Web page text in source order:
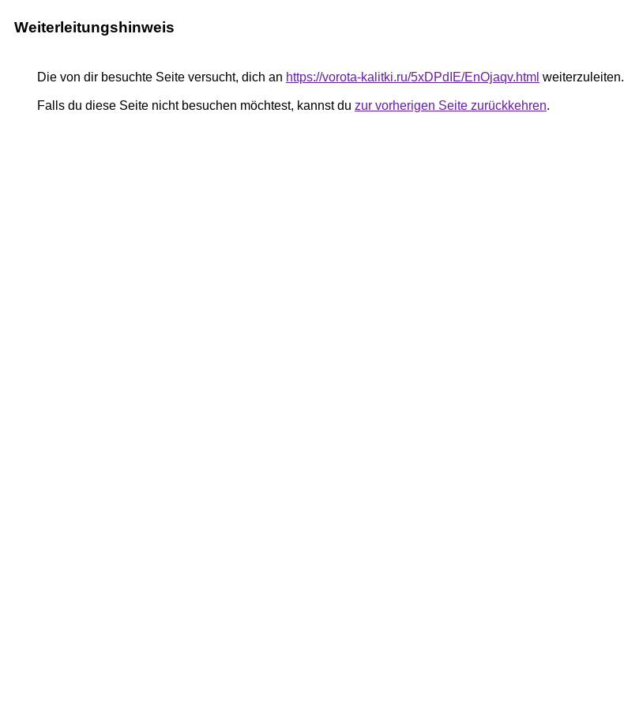
Weiterleitungshinweis
Die von dir besuchte Seite versucht, dich an https://vorota-kalitki.ru/5xDPdIE/EnOjaqv.html weiterzuleiten.
Falls du diese Seite nicht besuchen möchtest, kannst du zur vorherigen Seite zurückkehren.